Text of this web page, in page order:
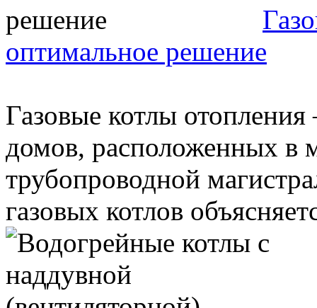
оптимальное решение
Газовые котлы
домов, расположенных в
трубопроводной
газовых котлов